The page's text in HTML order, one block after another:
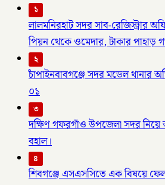
১
লালমনিরহাট সদর সাব-রেজিস্ট্রার
পিয়ন থেকে ওমেদার, টাকার পাহাড়
২
চাঁপাইনবাবগঞ্জে সদর মডেল থানার
০১
৩
দক্ষিণ গফরগাঁও উপজেলা সদর নিয়ে
বহাল।
৪
শিবগঞ্জে এসএসসিতে এক বিষয়ে ফেল,